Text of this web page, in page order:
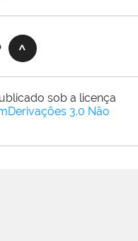
sob a licença
3.0 Não